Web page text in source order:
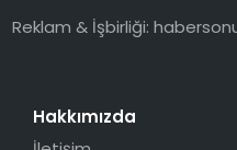
Reklam & İşbirliği:
Hakkımızda